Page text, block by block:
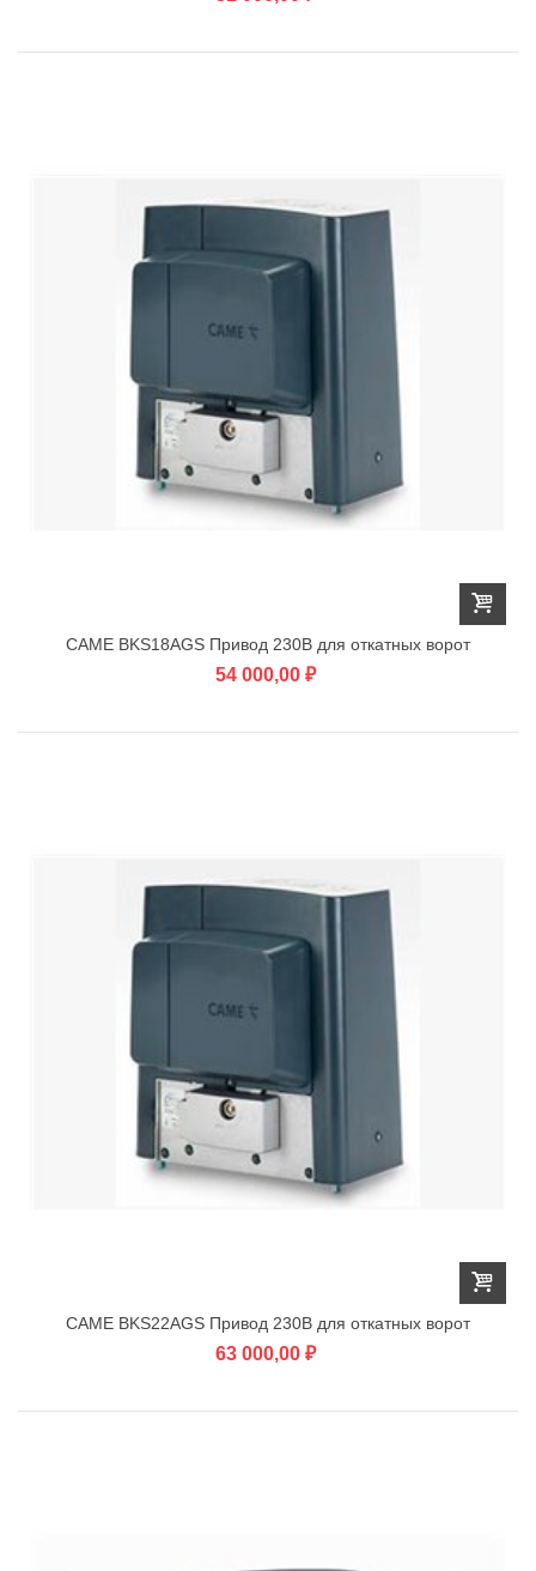
CAME BKS18AGS Привод 230В для откатных ворот
54 000,00 ₽
CAME BKS22AGS Привод 230В для откатных ворот
63 000,00 ₽